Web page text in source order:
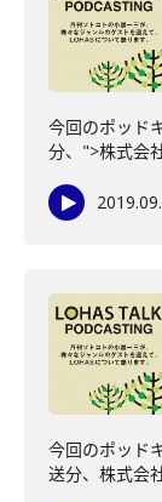
今回のポッド
分、">株式会
今回のポッド
送分、株式会